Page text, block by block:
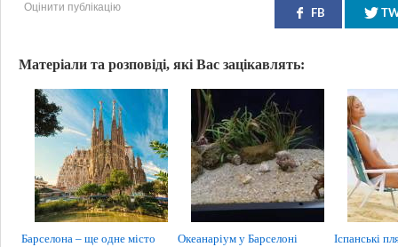
Оцінити публікацію
FB
Матеріали та розповіді, які Вас зацікавлять:
Барселона – ще одне місто
Океанаріум у Барселоні
Іспанські